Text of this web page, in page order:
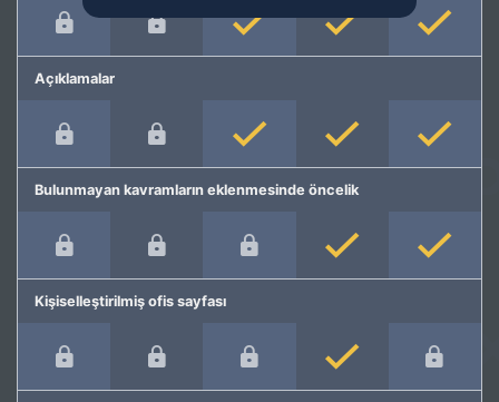
Açıklamalar
Bulunmayan kavramların eklenmesinde öncelik
Kişiselleştirilmiş ofis sayfası